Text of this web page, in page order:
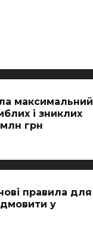
максимальний
і зниклих
млн грн
правила для
у